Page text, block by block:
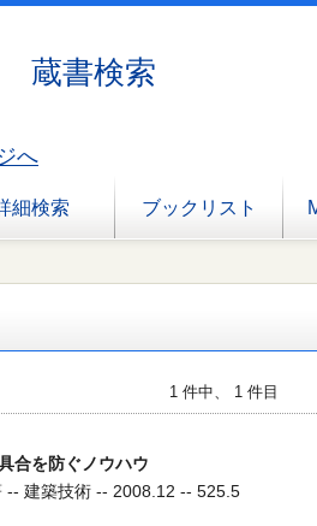
蔵書検索
へ
細検索 ブックリスト
1 件中、 1 件目
合を防ぐノウハウ
-- 建築技術 -- 2008.12 -- 525.5